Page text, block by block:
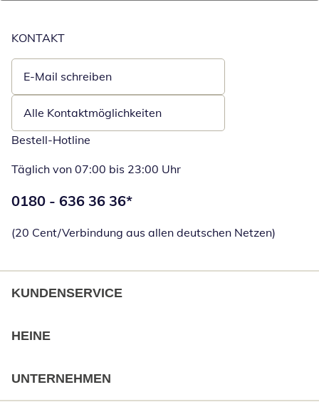
KONTAKT
E-Mail schreiben
Öffnet E-Mail-Client
Alle Kontaktmöglichkeiten
Bestell-Hotline
Täglich von 07:00 bis 23:00 Uhr
Telefonnummer:
0180 - 636 36 36*
(20 Cent/Verbindung aus allen deutschen Netzen)
KUNDENSERVICE
HEINE
UNTERNEHMEN